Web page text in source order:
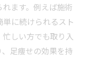
ます。例えば施術
に続けられるスト
しい方でも取り入
足痩せの効果を持